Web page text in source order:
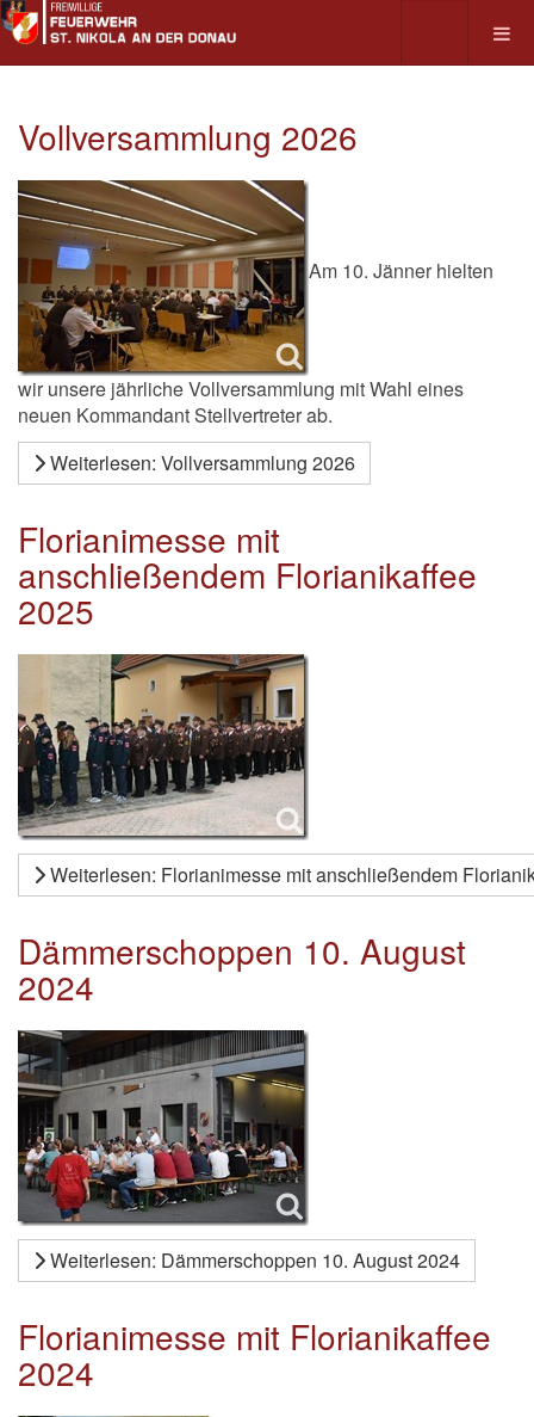
Vollversammlung 2026
Am 10. Jänner hielten
wir unsere jährliche Vollversammlung mit Wahl eines
neuen Kommandant Stellvertreter ab.
Weiterlesen: Vollversammlung 2026
Florianimesse mit
anschließendem Florianikaffee
2025
Weiterlesen: Florianimesse mit anschließendem
Dämmerschoppen 10. August
2024
Weiterlesen: Dämmerschoppen 10. August 2024
Florianimesse mit Florianikaffee
2024